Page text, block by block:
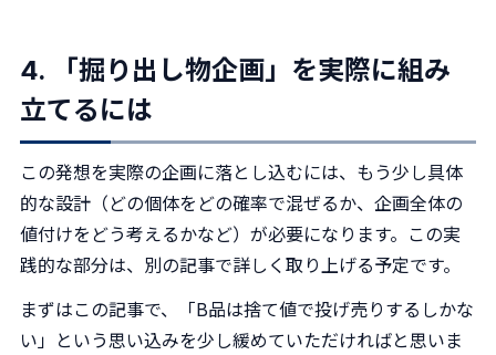
4. 「掘り出し物企画」を実際に組み
立てるには
この発想を実際の企画に落とし込むには、もう少し具体
的な設計（どの個体をどの確率で混ぜるか、企画全体の
値付けをどう考えるかなど）が必要になります。この実
践的な部分は、別の記事で詳しく取り上げる予定です。
まずはこの記事で、「B品は捨て値で投げ売りするしかな
い」という思い込みを少し緩めていただければと思いま